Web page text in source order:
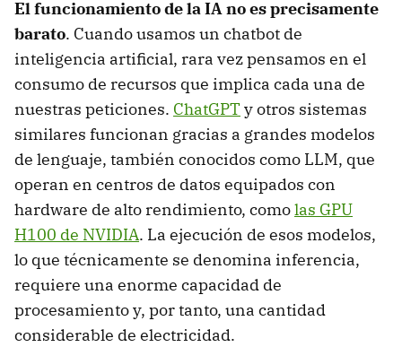
El funcionamiento de la IA no es precisamente
barato. Cuando usamos un chatbot de
inteligencia artificial, rara vez pensamos en el
consumo de recursos que implica cada una de
nuestras peticiones. ChatGPTy otros sistemas
similares funcionan gracias a grandes modelos
de lenguaje, también conocidos como LLM, que
operan en centros de datos equipados con
hardware de alto rendimiento, comolas GPU
H100 de NVIDIA. La ejecución de esos modelos,
lo que técnicamente se denomina inferencia,
requiere una enorme capacidad de
procesamiento y, por tanto, una cantidad
considerable de electricidad.